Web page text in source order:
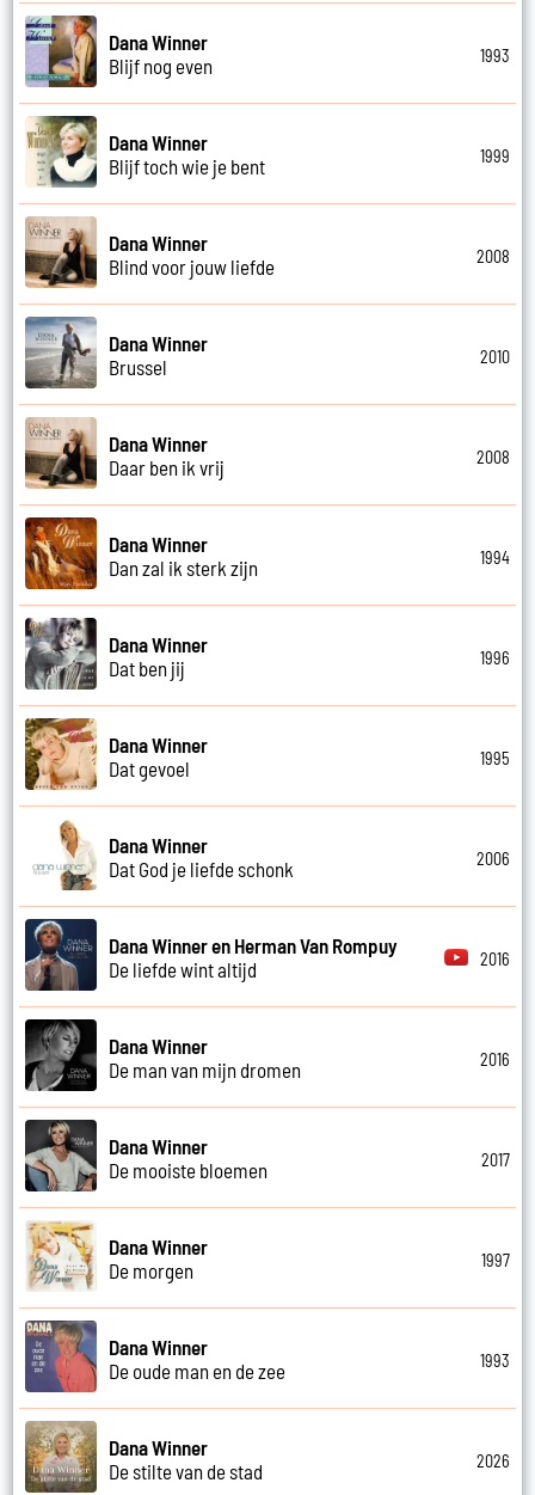
Dana Winner
Blijf nog even
1993
Dana Winner
Blijf toch wie je bent
1999
Dana Winner
Blind voor jouw liefde
2008
Dana Winner
Brussel
2010
Dana Winner
Daar ben ik vrij
2008
Dana Winner
Dan zal ik sterk zijn
1994
Dana Winner
Dat ben jij
1996
Dana Winner
Dat gevoel
1995
Dana Winner
Dat God je liefde schonk
2006
Dana Winner en Herman Van Rompuy
De liefde wint altijd
2016
Dana Winner
De man van mijn dromen
2016
Dana Winner
De mooiste bloemen
2017
Dana Winner
De morgen
1997
Dana Winner
De oude man en de zee
1993
Dana Winner
De stilte van de stad
2026